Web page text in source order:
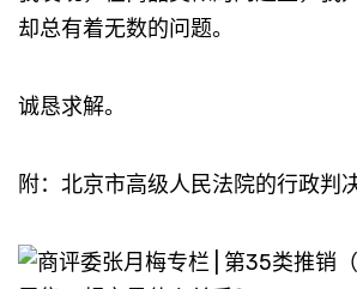
却总有着无数的问题。
诚恳求解。
附：北京市高级人民法院的行政判